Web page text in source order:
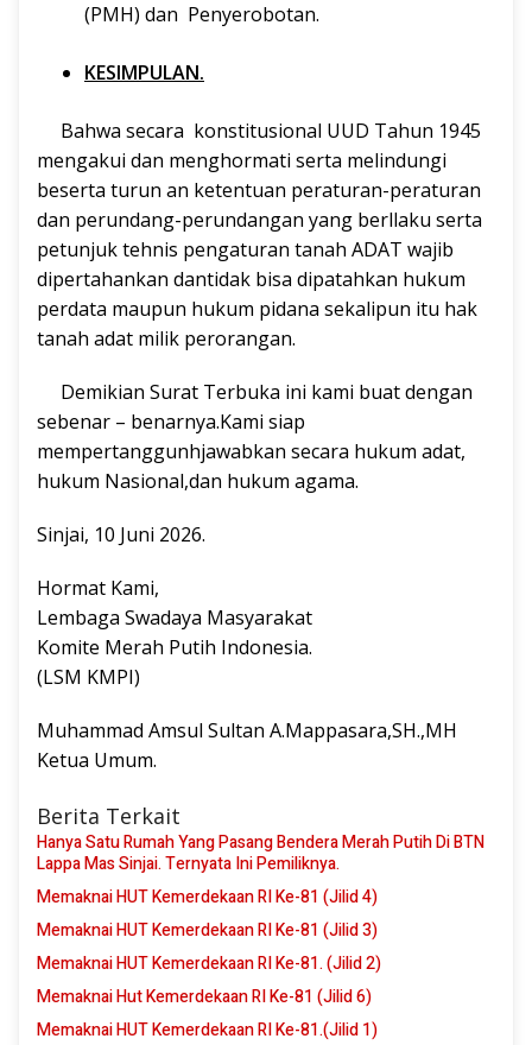
(PMH) dan Penyerobotan.
KESIMPULAN.
Bahwa secara konstitusional UUD Tahun 1945
mengakui dan menghormati serta melindungi
beserta turun an ketentuan peraturan-peraturan
dan perundang-perundangan yang berllaku serta
petunjuk tehnis pengaturan tanah ADAT wajib
dipertahankan dantidak bisa dipatahkan hukum
perdata maupun hukum pidana sekalipun itu hak
tanah adat milik perorangan.
Demikian Surat Terbuka ini kami buat dengan
sebenar – benarnya.Kami siap
mempertanggunhjawabkan secara hukum adat,
hukum Nasional,dan hukum agama.
Sinjai, 10 Juni 2026.
Hormat Kami,
Lembaga Swadaya Masyarakat
Komite Merah Putih Indonesia.
(LSM KMPI)
Muhammad Amsul Sultan A.Mappasara,SH.,MH
Ketua Umum.
Berita Terkait
Hanya Satu Rumah Yang Pasang Bendera Merah Putih Di BTN
Lappa Mas Sinjai. Ternyata Ini Pemiliknya.
Memaknai HUT Kemerdekaan RI Ke-81 (Jilid 4)
Memaknai HUT Kemerdekaan RI Ke-81 (Jilid 3)
Memaknai HUT Kemerdekaan RI Ke-81. (Jilid 2)
Memaknai Hut Kemerdekaan RI Ke-81 (Jilid 6)
Memaknai HUT Kemerdekaan RI Ke-81.(Jilid 1)